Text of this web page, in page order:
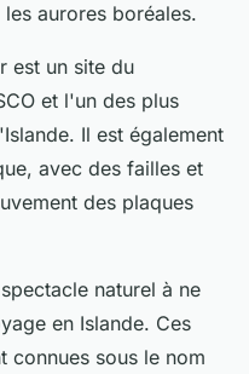
aurores boréales.
est un site du
et l'un des plus
Il est également
avec des failles et
des plaques
naturel à ne
en Islande. Ces
connues sous le nom